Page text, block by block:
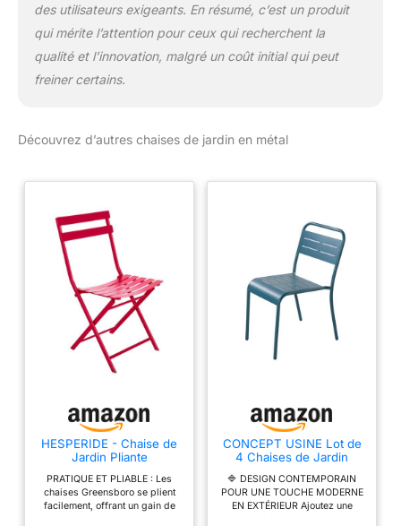
des utilisateurs exigeants. En résumé, c’est un produit
qui mérite l’attention pour ceux qui recherchent la
qualité et l’innovation, malgré un coût initial qui peut
freiner certains.
Découvrez d’autres chaises de jardin en métal
HESPERIDE - Chaise de
Jardin Pliante
Acier Traitement
Antirouille Renforcé -
Dim 50 x 42 x 81 cm -
PRATIQUE ET PLIABLE : Les
chaises Greensboro se plient
facilement, offrant un gain de
CONCEPT USINE Lot de
4 Chaises de Jardin
BERGAME Acier Bleu
Empilables
🔷 DESIGN CONTEMPORAIN
POUR UNE TOUCHE MODERNE
EN EXTÉRIEUR Ajoutez une